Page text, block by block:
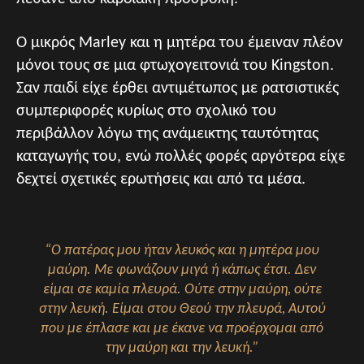
Ο μικρός Marley και η μητέρα του έμειναν πλέον
μόνοι τους σε μια φτωχογειτονιά του Kingston.
Σαν παιδί είχε έρθει αντιμέτωπος με ρατσιστικές
συμπεριφορές κυρίως στο σχολικό του
περιβάλλον λόγω της ανάμεικτης ταυτότητας
καταγωγής του, ενώ πολλές φορές αργότερα είχε
δεχτεί σχετικές ερωτήσεις και από τα μέσα.
“Ο πατέρας μου ήταν λευκός και η μητέρα μου
μαύρη. Με φωνάζουν μιγά ή κάπως έτσι. Δεν
είμαι σε καμία πλευρά. Ούτε στην μαύρη, ούτε
στην λευκή. Είμαι στου Θεού την πλευρά, Αυτού
που με έπλασε και με έκανε να προέρχομαι από
την μαύρη και την λευκή.”